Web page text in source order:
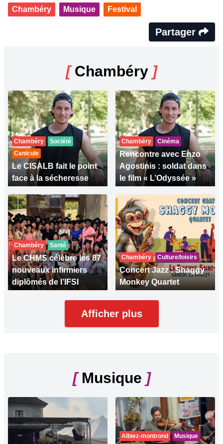
Chambéry Musique Festival
Partager
[Chambéry ]
Chambéry
Société
Canicule
Le CISALB fait le point
face à la sécheresse
Chambéry Cinéma
Rencontre avec Enzo
Agostinis : soldat dans
le film « L’Odyssée »
Chambéry Santé
Le CHMS célèbre les 87
nouveaux infirmiers
diplômés de l’IFSI
Chambéry Culture/loisirs
Concert Jazz : Shaggy
Monkey Quartet
Afficher plus
[Musique ]
Albiez-montrond
Musique